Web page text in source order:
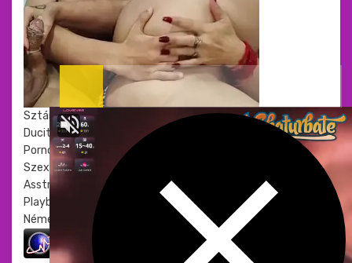
Sztárok
Ducitárs
Pornósztorik
Szextárs kereső
Asstr
Playboy csajok
Német szex